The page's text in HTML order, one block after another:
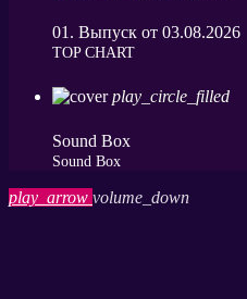
01. Выпуск от 03.08.2026
ТОP CHART
play_circle_filled
Sound Box
Sound Box
play_arrow volume_down